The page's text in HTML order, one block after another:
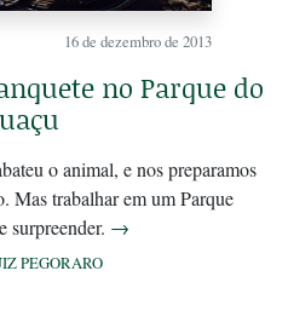
16 de dezembro de 2013
no Parque do
o animal, e nos preparamos
Mas trabalhar em um Parque
surpreender. →
PEGORARO